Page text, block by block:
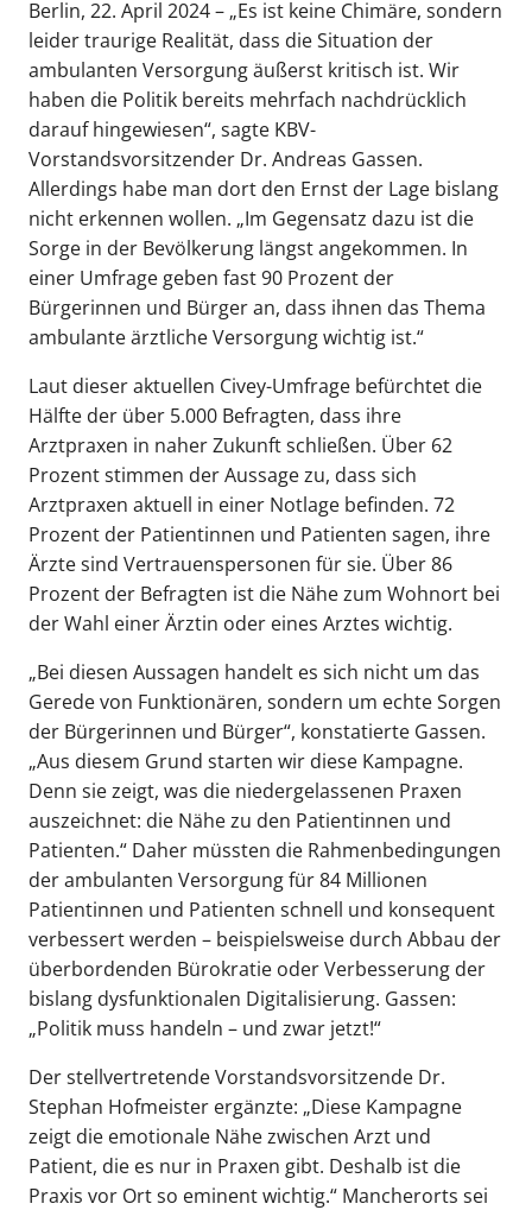
Berlin, 22. April 2024 – „Es ist keine Chimäre, sondern
leider traurige Realität, dass die Situation der
ambulanten Versorgung äußerst kritisch ist. Wir
haben die Politik bereits mehrfach nachdrücklich
darauf hingewiesen“, sagte KBV-
Vorstandsvorsitzender Dr. Andreas Gassen.
Allerdings habe man dort den Ernst der Lage bislang
nicht erkennen wollen. „Im Gegensatz dazu ist die
Sorge in der Bevölkerung längst angekommen. In
einer Umfrage geben fast 90 Prozent der
Bürgerinnen und Bürger an, dass ihnen das Thema
ambulante ärztliche Versorgung wichtig ist.“
Laut dieser aktuellen Civey-Umfrage befürchtet die
Hälfte der über 5.000 Befragten, dass ihre
Arztpraxen in naher Zukunft schließen. Über 62
Prozent stimmen der Aussage zu, dass sich
Arztpraxen aktuell in einer Notlage befinden. 72
Prozent der Patientinnen und Patienten sagen, ihre
Ärzte sind Vertrauenspersonen für sie. Über 86
Prozent der Befragten ist die Nähe zum Wohnort bei
der Wahl einer Ärztin oder eines Arztes wichtig.
„Bei diesen Aussagen handelt es sich nicht um das
Gerede von Funktionären, sondern um echte Sorgen
der Bürgerinnen und Bürger“, konstatierte Gassen.
„Aus diesem Grund starten wir diese Kampagne.
Denn sie zeigt, was die niedergelassenen Praxen
auszeichnet: die Nähe zu den Patientinnen und
Patienten.“ Daher müssten die Rahmenbedingungen
der ambulanten Versorgung für 84 Millionen
Patientinnen und Patienten schnell und konsequent
verbessert werden – beispielsweise durch Abbau der
überbordenden Bürokratie oder Verbesserung der
bislang dysfunktionalen Digitalisierung. Gassen:
„Politik muss handeln – und zwar jetzt!“
Der stellvertretende Vorstandsvorsitzende Dr.
Stephan Hofmeister ergänzte: „Diese Kampagne
zeigt die emotionale Nähe zwischen Arzt und
Patient, die es nur in Praxen gibt. Deshalb ist die
Praxis vor Ort so eminent wichtig.“ Mancherorts sei